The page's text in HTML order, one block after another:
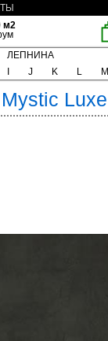
м2
ЛЕПНИНА
J K L M
Mystic Luxe